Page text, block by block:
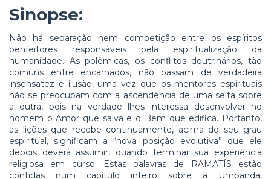
Sinopse:
Não há separação nem competição entre os espíritos
benfeitores responsáveis pela espiritualização da
humanidade. As polêmicas, os conflitos doutrinários, tão
comuns entre encarnados, não passam de verdadeira
insensatez e ilusão, uma vez que os mentores espirituais
não se preocupam com a ascendência de uma seita sobre
a outra, pois na verdade lhes interessa desenvolver no
homem o Amor que salva e o Bem que edifica. Portanto,
as lições que recebe continuamente, acima do seu grau
espiritual, significam a “nova posição evolutiva” que ele
depois deverá assumir, quando terminar sua experiência
religiosa em curso. Estas palavras de RAMATÍS estão
contidas num capítulo inteiro sobre a Umbanda,